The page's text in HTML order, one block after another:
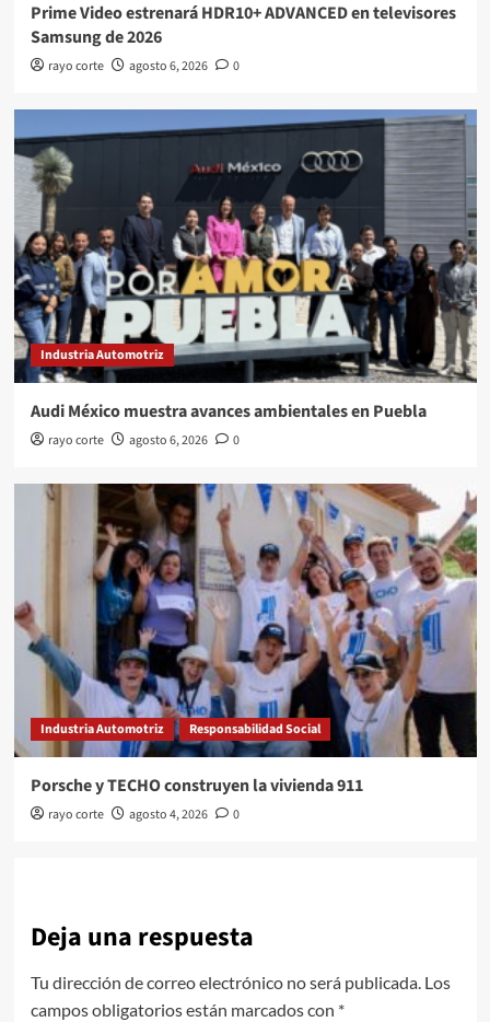
Prime Video estrenará HDR10+ ADVANCED en televisores
Samsung de 2026
rayo corte agosto 6, 2026 0
Industria Automotriz
Audi México muestra avances ambientales en Puebla
rayo corte agosto 6, 2026 0
Industria Automotriz Responsabilidad Social
Porsche y TECHO construyen la vivienda 911
rayo corte agosto 4, 2026 0
Deja una respuesta
Tu dirección de correo electrónico no será publicada. Los
campos obligatorios están marcados con *